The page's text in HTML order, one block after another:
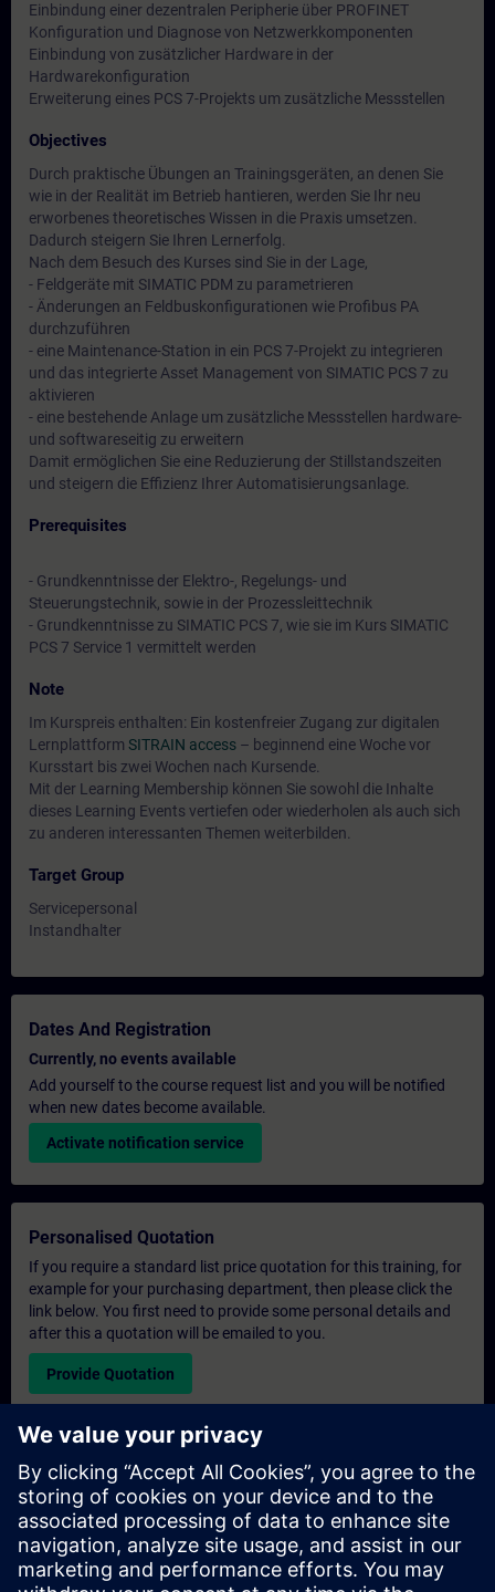
Einbindung einer dezentralen Peripherie über PROFINET
Konfiguration und Diagnose von Netzwerkkomponenten
Einbindung von zusätzlicher Hardware in der
Hardwarekonfiguration
Erweiterung eines PCS 7-Projekts um zusätzliche Messstellen
Objectives
Durch praktische Übungen an Trainingsgeräten, an denen Sie
wie in der Realität im Betrieb hantieren, werden Sie Ihr neu
erworbenes theoretisches Wissen in die Praxis umsetzen.
Dadurch steigern Sie Ihren Lernerfolg.
Nach dem Besuch des Kurses sind Sie in der Lage,
- Feldgeräte mit SIMATIC PDM zu parametrieren
- Änderungen an Feldbuskonfigurationen wie Profibus PA
durchzuführen
- eine Maintenance-Station in ein PCS 7-Projekt zu integrieren
und das integrierte Asset Management von SIMATIC PCS 7 zu
aktivieren
- eine bestehende Anlage um zusätzliche Messstellen hardware-
und softwareseitig zu erweitern
Damit ermöglichen Sie eine Reduzierung der Stillstandszeiten
und steigern die Effizienz Ihrer Automatisierungsanlage.
Prerequisites
- Grundkenntnisse der Elektro-, Regelungs- und
Steuerungstechnik, sowie in der Prozessleittechnik
- Grundkenntnisse zu SIMATIC PCS 7, wie sie im Kurs SIMATIC
PCS 7 Service 1 vermittelt werden
Note
Im Kurspreis enthalten: Ein kostenfreier Zugang zur digitalen
Lernplattform SITRAIN access – beginnend eine Woche vor
Kursstart bis zwei Wochen nach Kursende.
Mit der Learning Membership können Sie sowohl die Inhalte
dieses Learning Events vertiefen oder wiederholen als auch sich
zu anderen interessanten Themen weiterbilden.
Target Group
Servicepersonal
Instandhalter
Dates And Registration
Currently, no events available
Add yourself to the course request list and you will be notified
when new dates become available.
Activate notification service
Personalised Quotation
If you require a standard list price quotation for this training, for
example for your purchasing department, then please click the
link below. You first need to provide some personal details and
after this a quotation will be emailed to you.
Provide Quotation
Exclusive Training Enquiry
Please complete the enquiry form below if you require a
quotation for an exclusive training course either on-site, virtually
or at our SITRAIN training centre. This type of request would be
suitable for larger groups ( 6 and above). After providing your
contact details and your training requirements, you will receive a